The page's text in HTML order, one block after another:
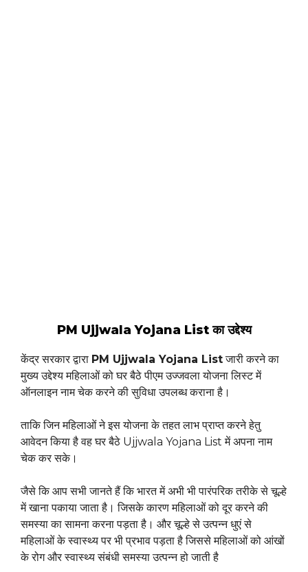
PM Ujjwala Yojana List का उद्देश्य
केंद्र सरकार द्वारा PM Ujjwala Yojana Listजारी करने का
मुख्य उद्देश्य महिलाओं को घर बैठे पीएम उज्जवला योजना लिस्ट में
ऑनलाइन नाम चेक करने की सुविधा उपलब्ध कराना है।
ताकि जिन महिलाओं ने इस योजना के तहत लाभ प्राप्त करने हेतु
आवेदन किया है वह घर बैठे Ujjwala Yojana List में अपना नाम
चेक कर सके।
जैसे कि आप सभी जानते हैं कि भारत में अभी भी पारंपरिक तरीके से चूल्हे
में खाना पकाया जाता है। जिसके कारण महिलाओं को दूर करने की
समस्या का सामना करना पड़ता है। और चूल्हे से उत्पन्न धुएं से
महिलाओं के स्वास्थ्य पर भी प्रभाव पड़ता है जिससे महिलाओं को आंखों
के रोग और स्वास्थ्य संबंधी समस्या उत्पन्न हो जाती है